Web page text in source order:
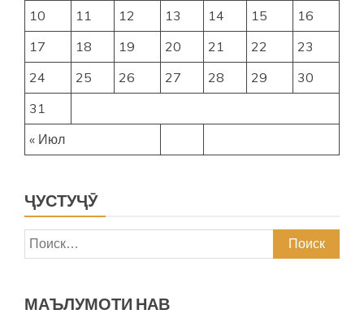
« Июл
10
11 12 13 14 15
16
17
18 19 20 21 22
23
24
25 26 27 28 29
30
31
ҶУСТУҶӮ
Найти:
МАЪЛУМОТИ НАВ